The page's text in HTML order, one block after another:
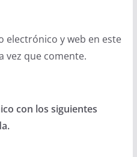
electrónico y web en este
vez que comente.
con los siguientes